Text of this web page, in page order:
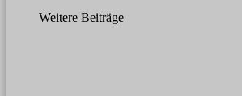
Weitere Beiträge